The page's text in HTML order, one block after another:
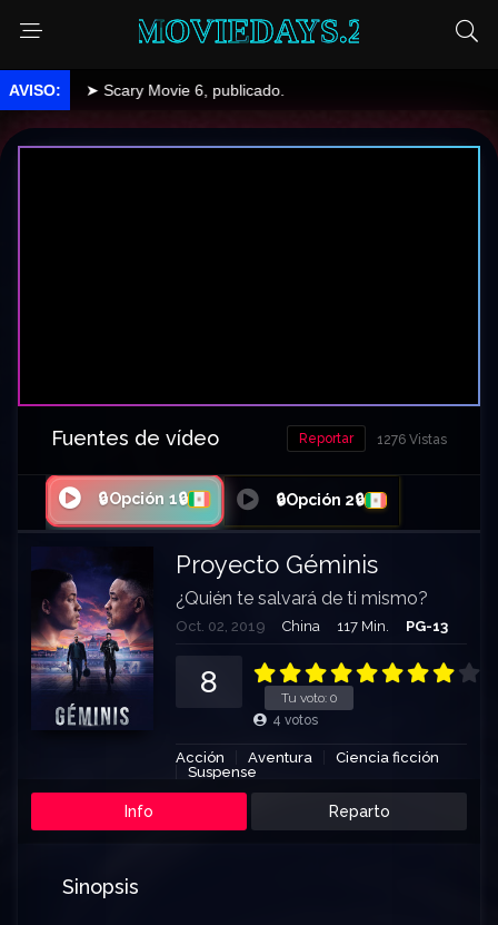
MOVIEDAYS.2
➤ Scary Movie 6, publicado.
Fuentes de vídeo 1276 Vistas
Reportar
🔒Opción 1🔒 🔒Opción 2🔒
Proyecto Géminis
¿Quién te salvará de ti mismo?
Oct. 02, 2019 China 117 Min. PG-13
Tu voto: 0
8
4 votos
Acción Aventura
Ciencia ficción
Suspense
Info Reparto
Sinopsis